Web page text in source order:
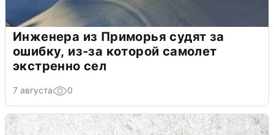
Инженера из Приморья судят за
ошибку, из-за которой самолет
экстренно сел
7 августа 0